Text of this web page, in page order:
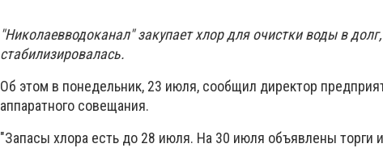
"Николаевводоканал" закупает хлор для очистки воды в
стабилизировалась.
Об этом в понедельник, 23 июля, сообщил директор
аппаратного совещания.
"Запасы хлора есть до 28 июля. На 30 июля объявлены торги